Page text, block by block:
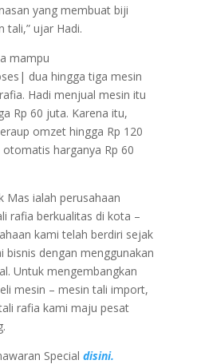
yang membuat biji
tali,” ujar Hadi.
mampu
dua hingga tiga mesin
Hadi menjual mesin itu
Rp 60 juta. Karena itu,
omzet hingga Rp 120
harganya Rp 60
Mas ialah perusahaan
rafia berkualitas di kota –
kami telah berdiri sejak
bisnis dengan menggunakan
Untuk mengembangkan
mesin – mesin tali import,
rafia kami maju pesat
Special disini.